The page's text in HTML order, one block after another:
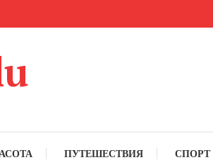
ПУТЕШЕСТВИЯ СПОРТ